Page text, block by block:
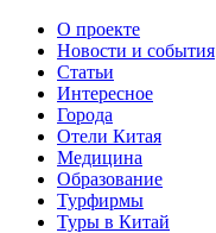
О проекте
Новости и события
Статьи
Интересное
Города
Отели Китая
Медицина
Образование
Турфирмы
Туры в Китай